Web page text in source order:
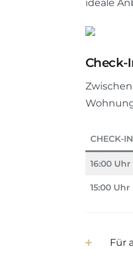
ideale
Check-
CHECK-
16:00 Uhr
15:00 Uhr
Für